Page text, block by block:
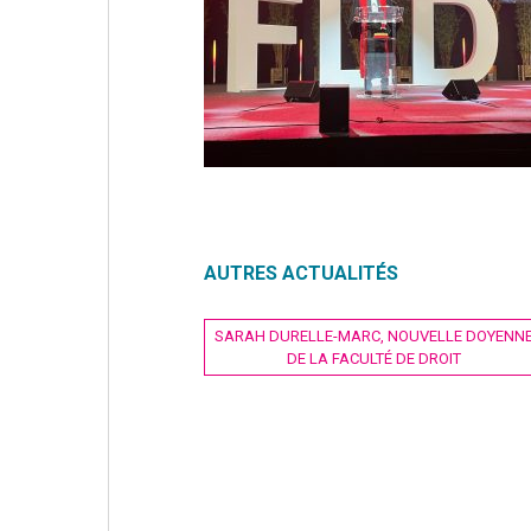
AUTRES ACTUALITÉS
Navigation
de
SARAH DURELLE-MARC, NOUVELLE
DE LA FACULTÉ DE DROIT